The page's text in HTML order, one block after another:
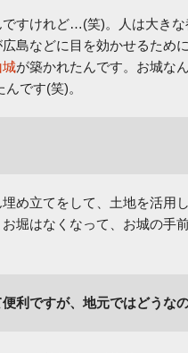
すけれど…(笑)。人は大き
島などに目を効かせるため
城が築かれたんです。お城な
です(笑)。
め立てをして、土地を活用
堀はなくなって、お城の手
利ですが、地元ではどうな